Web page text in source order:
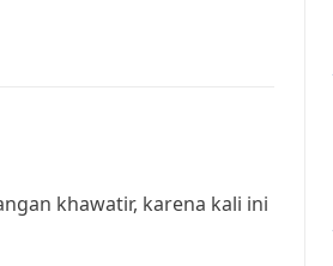
khawatir, karena kali ini